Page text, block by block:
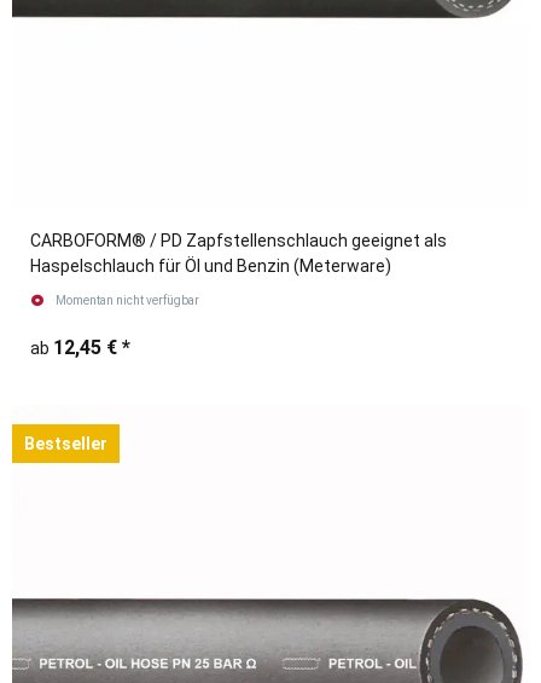
CARBOFORM® / PD Zapfstellenschlauch geeignet als
Haspelschlauch für Öl und Benzin (Meterware)
Momentan nicht verfügbar
ab 12,45 € *
Bestseller